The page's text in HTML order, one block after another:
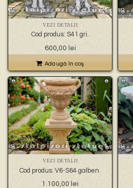
VEZI DETALII
Cod produs: S41 gri.
600,00 lei
Adaugă în coş
VEZI DETALII
Cod produs: V6-S64 galben.
1.100,00 lei